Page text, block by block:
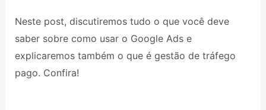
Neste post, discutiremos tudo o que você deve
saber sobre como usar o Google Ads e
explicaremos também o que é gestão de tráfego
pago. Confira!